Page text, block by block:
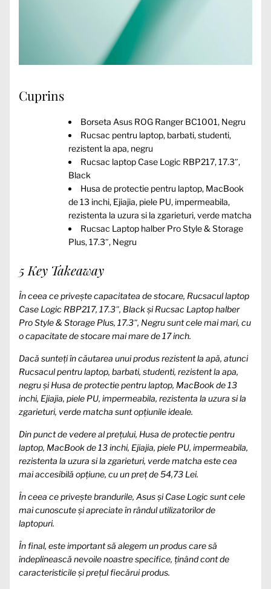
Cuprins
Borseta Asus ROG Ranger BC1001, Negru
Rucsac pentru laptop, barbati, studenti,
rezistent la apa, negru
Rucsac laptop Case Logic RBP217, 17.3″,
Black
Husa de protectie pentru laptop, MacBook
de 13 inchi, Ejiajia, piele PU, impermeabila,
rezistenta la uzura si la zgarieturi, verde matcha
Rucsac Laptop halber Pro Style & Storage
Plus, 17.3″, Negru
5 Key Takeaway
În ceea ce privește capacitatea de stocare, Rucsacul laptop
Case Logic RBP217, 17.3″, Black și Rucsac Laptop halber
Pro Style & Storage Plus, 17.3″, Negru sunt cele mai mari, cu
o capacitate de stocare mai mare de 17 inch.
Dacă sunteți în căutarea unui produs rezistent la apă, atunci
Rucsacul pentru laptop, barbati, studenti, rezistent la apa,
negru și Husa de protectie pentru laptop, MacBook de 13
inchi, Ejiajia, piele PU, impermeabila, rezistenta la uzura si la
zgarieturi, verde matcha sunt opțiunile ideale.
Din punct de vedere al prețului, Husa de protectie pentru
laptop, MacBook de 13 inchi, Ejiajia, piele PU, impermeabila,
rezistenta la uzura si la zgarieturi, verde matcha este cea
mai accesibilă opțiune, cu un preț de 54,73 Lei.
În ceea ce privește brandurile, Asus și Case Logic sunt cele
mai cunoscute și apreciate în rândul utilizatorilor de
laptopuri.
În final, este important să alegem un produs care să
îndeplinească nevoile noastre specifice, ținând cont de
caracteristicile și prețul fiecărui produs.